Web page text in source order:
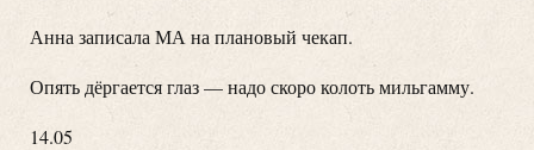
Анна записала МА на плановый чекап.
Опять дёргается глаз — надо скоро колоть мильгамму.
14.05